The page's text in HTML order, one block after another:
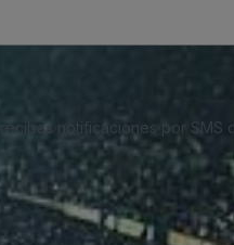
recibas notificaciones por